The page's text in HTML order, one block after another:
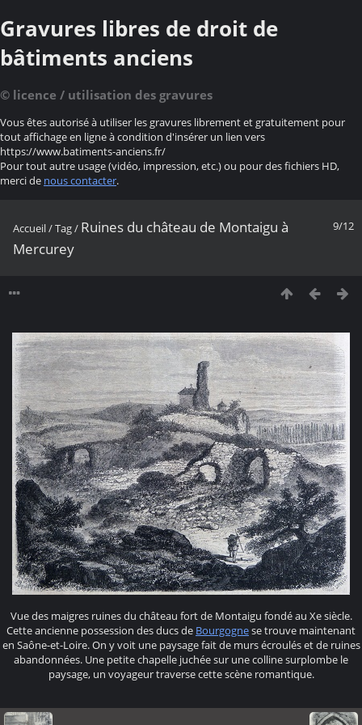
Gravures libres de droit de
bâtiments anciens
© licence / utilisation des gravures
Vous êtes autorisé à utiliser les gravures librement et gratuitement pour
tout affichage en ligne à condition d'insérer un lien vers
https://www.batiments-anciens.fr/
Pour tout autre usage (vidéo, impression, etc.) ou pour des fichiers HD,
merci de nous contacter.
9/12
Accueil/Tag/ Ruines du château de Montaigu à
Mercurey
Vue des maigres ruines du château fort de Montaigu fondé au Xe siècle.
Cette ancienne possession des ducs de Bourgognese trouve maintenant
en Saône-et-Loire. On y voit une paysage fait de murs écroulés et de ruines
abandonnées. Une petite chapelle juchée sur une colline surplombe le
paysage, un voyageur traverse cette scène romantique.